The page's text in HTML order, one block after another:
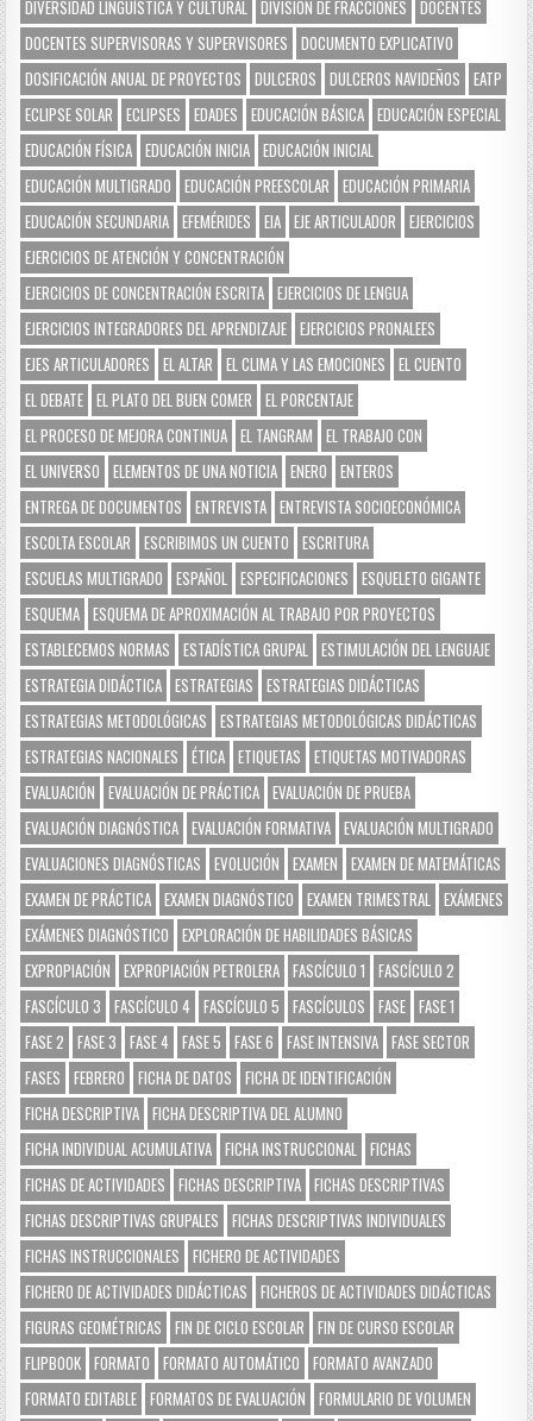
DIVERSIDAD LINGÜÍSTICA Y CULTURAL DIVISIÓN DE FRACCIONES
DOCENTES
DOCENTES SUPERVISORAS Y SUPERVISORES
DOCUMENTO EXPLICATIVO
DOSIFICACIÓN ANUAL DE PROYECTOS
DULCEROS DULCEROS NAVIDEÑOS
EATP
ECLIPSE SOLAR
ECLIPSES EDADES EDUCACIÓN BÁSICA EDUCACIÓN ESPECIAL
EDUCACIÓN FÍSICA EDUCACIÓN INICIA EDUCACIÓN INICIAL
EDUCACIÓN MULTIGRADO
EDUCACIÓN PREESCOLAR
EDUCACIÓN PRIMARIA
EDUCACIÓN SECUNDARIA EFEMÉRIDES EIA EJE ARTICULADOR
EJERCICIOS
EJERCICIOS DE ATENCIÓN Y CONCENTRACIÓN
EJERCICIOS DE CONCENTRACIÓN ESCRITA EJERCICIOS DE LENGUA
EJERCICIOS INTEGRADORES DEL APRENDIZAJE EJERCICIOS PRONALEES
EJES ARTICULADORES
EL ALTAR EL CLIMA Y LAS EMOCIONES
EL CUENTO
EL DEBATE EL PLATO DEL BUEN COMER
EL PORCENTAJE
EL PROCESO DE MEJORA CONTINUA EL TANGRAM
EL TRABAJO CON
EL UNIVERSO
ELEMENTOS DE UNA NOTICIA ENERO
ENTEROS
ENTREGA DE DOCUMENTOS
ENTREVISTA ENTREVISTA SOCIOECONÓMICA
ESCOLTA ESCOLAR
ESCRIBIMOS UN CUENTO
ESCRITURA
ESCUELAS MULTIGRADO
ESPAÑOL ESPECIFICACIONES
ESQUELETO GIGANTE
ESQUEMA ESQUEMA DE APROXIMACIÓN AL TRABAJO POR PROYECTOS
ESTABLECEMOS NORMAS
ESTADÍSTICA GRUPAL ESTIMULACIÓN DEL LENGUAJE
ESTRATEGIA DIDÁCTICA ESTRATEGIAS
ESTRATEGIAS DIDÁCTICAS
ESTRATEGIAS METODOLÓGICAS
ESTRATEGIAS METODOLÓGICAS DIDÁCTICAS
ESTRATEGIAS NACIONALES
ÉTICA ETIQUETAS
ETIQUETAS MOTIVADORAS
EVALUACIÓN
EVALUACIÓN DE PRÁCTICA EVALUACIÓN DE PRUEBA
EVALUACIÓN DIAGNÓSTICA EVALUACIÓN FORMATIVA EVALUACIÓN MULTIGRADO
EVALUACIONES DIAGNÓSTICAS
EVOLUCIÓN EXAMEN
EXAMEN DE MATEMÁTICAS
EXAMEN DE PRÁCTICA EXAMEN DIAGNÓSTICO EXAMEN TRIMESTRAL EXÁMENES
EXÁMENES DIAGNÓSTICO
EXPLORACIÓN DE HABILIDADES BÁSICAS
EXPROPIACIÓN
EXPROPIACIÓN PETROLERA FASCÍCULO 1
FASCÍCULO 2
FASCÍCULO 3
FASCÍCULO 4 FASCÍCULO 5 FASCÍCULOS FASE FASE 1
FASE 2
FASE 3 FASE 4 FASE 5 FASE 6 FASE INTENSIVA FASE SECTOR
FASES
FEBRERO FICHA DE DATOS
FICHA DE IDENTIFICACIÓN
FICHA DESCRIPTIVA FICHA DESCRIPTIVA DEL ALUMNO
FICHA INDIVIDUAL ACUMULATIVA FICHA INSTRUCCIONAL FICHAS
FICHAS DE ACTIVIDADES
FICHAS DESCRIPTIVA FICHAS DESCRIPTIVAS
FICHAS DESCRIPTIVAS GRUPALES
FICHAS DESCRIPTIVAS INDIVIDUALES
FICHAS INSTRUCCIONALES
FICHERO DE ACTIVIDADES
FICHERO DE ACTIVIDADES DIDÁCTICAS
FICHEROS DE ACTIVIDADES DIDÁCTICAS
FIGURAS GEOMÉTRICAS
FIN DE CICLO ESCOLAR
FIN DE CURSO ESCOLAR
FLIPBOOK FORMATO FORMATO AUTOMÁTICO
FORMATO AVANZADO
FORMATO EDITABLE FORMATOS DE EVALUACIÓN
FORMULARIO DE VOLUMEN